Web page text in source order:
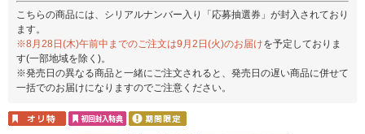
こちらの商品には、シリアルナンバー入り「応募抽選券」が封入されており
ます。
※8月28日(木)午前中までのご注文は9月2日(火)のお届けを予定しておりま
す(一部地域を除く)。
※発売日の異なる商品と一緒にご注文されると、発売日の遅い商品に併せて
一括でのお届けになりますのでご注意ください。